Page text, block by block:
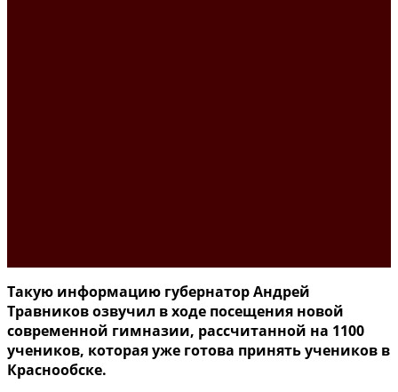
Такую информацию губернатор Андрей
Травников озвучил в ходе посещения новой
современной гимназии, рассчитанной на 1100
учеников, которая уже готова принять учеников в
Краснообске.